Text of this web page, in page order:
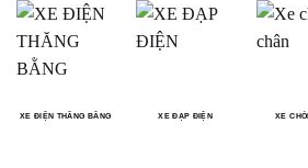
XE ĐIỆN THĂNG BẰNG XE ĐẠP ĐIỆN XE